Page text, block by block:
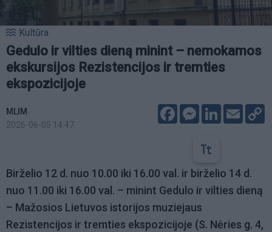
Kultūra
Gedulo ir vilties dieną minint – nemokamos
ekskursijos Rezistencijos ir tremties
ekspozicijoje
MLIM
2026-06-05 14:47
FacebookMessenger
LinkedIn
Email
Birželio 12 d. nuo 10.00 iki 16.00 val. ir birželio 14 d.
nuo 11.00 iki 16.00 val. – minint Gedulo ir vilties dieną
– Mažosios Lietuvos istorijos muziejaus
Rezistencijos ir tremties ekspozicijoje (S. Nėries g. 4,